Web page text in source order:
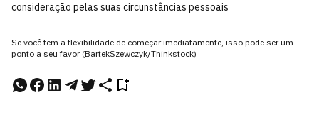
consideração pelas suas circunstâncias pessoais
Se você tem a flexibilidade de começar imediatamente, isso pode ser um
ponto a seu favor (BartekSzewczyk/Thinkstock)